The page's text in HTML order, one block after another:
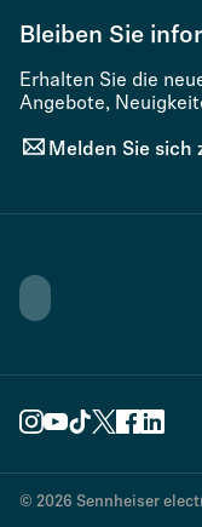
Bleiben Sie
Erhalten Sie die
Angebote,
Melden Sie sich
© 2026 Sennheiser